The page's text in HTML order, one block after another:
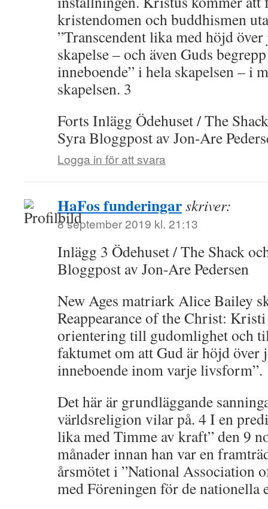
kristendomen och buddhismen
”Transcendent lika med höjd
skapelse – och även Guds
inneboende” i hela skapelsen – i
skapelsen. 3
Forts Inlägg Ödehuset / The
Syra Bloggpost av Jon-Are
Logga in för att svara
HaFos funderingarskriver:
8 september 2019 kl. 21:13
Inlägg 3 Ödehuset / The Shack
Bloggpost av Jon-Are Pedersen
New Ages matriark Alice Bailey
Reappearance of the Christ:
orientering till gudomlighet och
faktumet om att Gud är höjd över
inneboende inom varje livsform”.
Det här är grundläggande
världsreligion vilar på. 4 I en
lika med Timme av kraft” den 9
månader innan han var en
årsmötet i ”National Association
med Föreningen för de nationella